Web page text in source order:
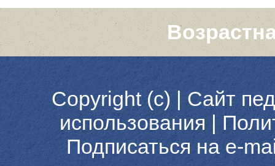
Copyright (c) | Сайт
использования |
Подписаться на e-